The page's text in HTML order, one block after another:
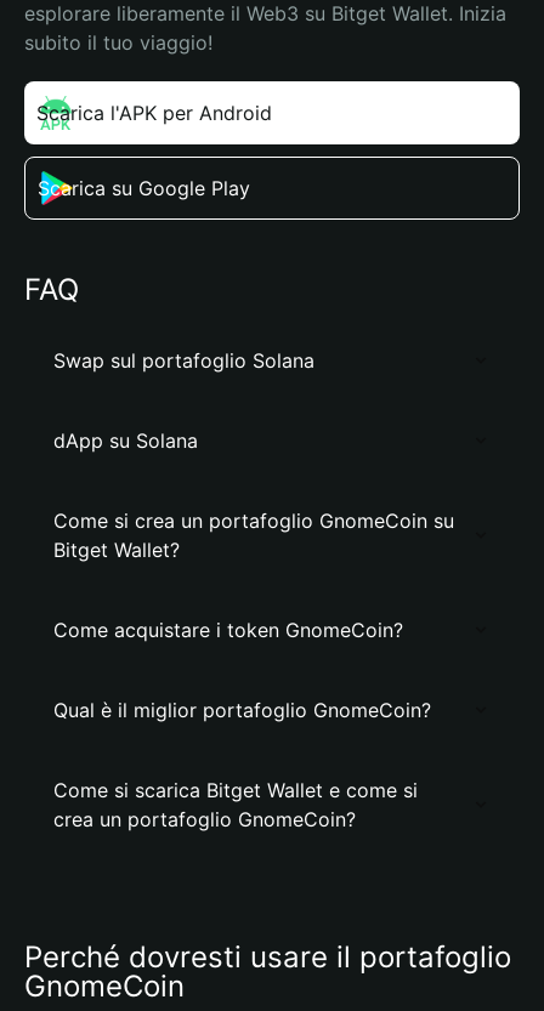
esplorare liberamente il Web3 su Bitget Wallet. Inizia
subito il tuo viaggio!
Scarica l'APK per Android
Scarica su Google Play
FAQ
Swap sul portafoglio Solana
dApp su Solana
Come si crea un portafoglio GnomeCoin su
Bitget Wallet?
Come acquistare i token GnomeCoin?
Qual è il miglior portafoglio GnomeCoin?
Come si scarica Bitget Wallet e come si
crea un portafoglio GnomeCoin?
Perché dovresti usare il portafoglio
GnomeCoin